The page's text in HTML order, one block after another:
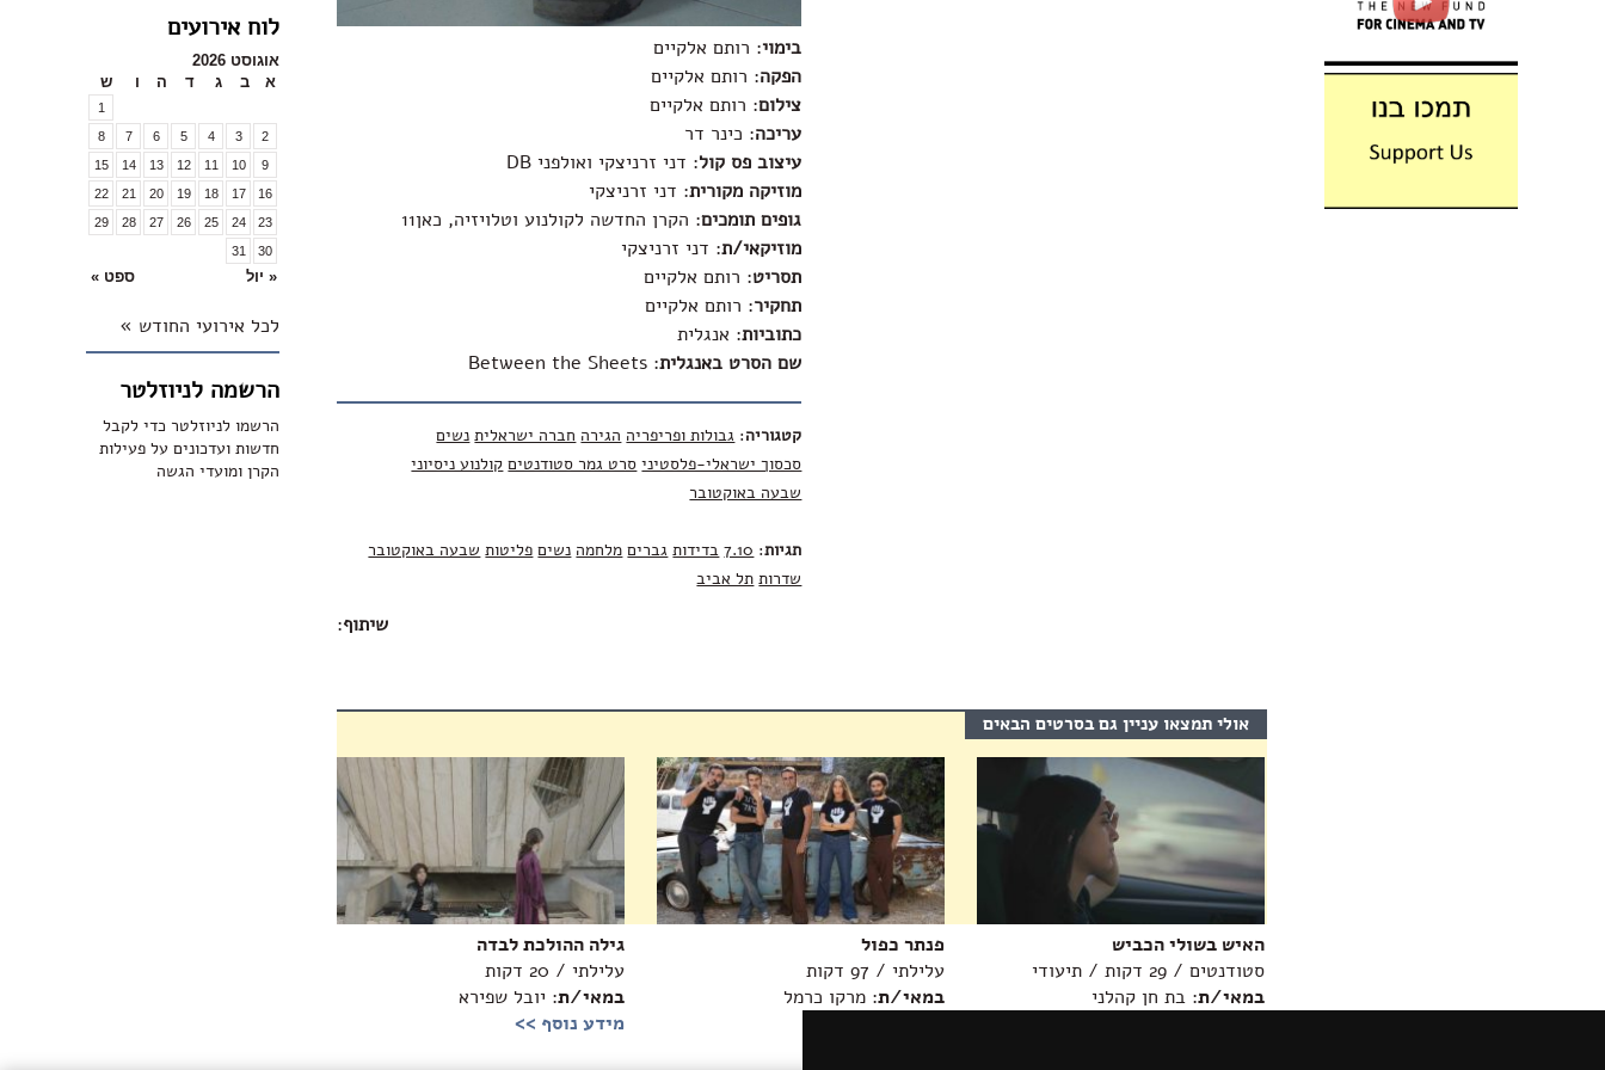
לוח אירועים
אוגוסט 2026
א
ב ג ד ה ו ש
1
2
3
4
5
6
7
8
9
10
11
12
13
14
15
16
17
18
19
20
21
22
23
24
25
26
27
28
29
30
31
« יול ספט »
לכל אירועי החודש »
הרשמה לניוזלטר
הרשמו לניוזלטר כדי לקבל
חדשות ועדכונים על פעילות
הקרן ומועדי הגשה
בימוי: רותם אלקיים
הפקה: רותם אלקיים
צילום: רותם אלקיים
עריכה: כינר דר
עיצוב פס קול: דני זרניצקי ואולפני DB
מוזיקה מקורית: דני זרניצקי
גופים תומכים: הקרן החדשה לקולנוע וטלויזיה, כאן11
מוזיקאי/ת: דני זרניצקי
תסריט: רותם אלקיים
תחקיר: רותם אלקיים
כתוביות: אנגלית
שם הסרט באנגלית:
Between the Sheets
קטגוריה: גבולות ופריפריה הגירה חברה ישראלית נשים
סכסוך ישראלי-פלסטיני סרט גמר סטודנטים קולנוע ניסיוני
שבעה באוקטובר
תגיות:
7.10 בדידות גברים מלחמה נשים פליטות שבעה באוקטובר
שדרות תל אביב
שיתוף:
אולי תמצאו עניין גם בסרטים הבאים
גילה ההולכת לבדה
עלילתי / 20 דקות
במאי/ת: יובל שפירא
מידע נוסף >>
פנתר כפול
עלילתי / 97 דקות
במאי/ת: מרקו כרמל
האיש בשולי הכביש
סטודנטים / 29 דקות / תיעודי
במאי/ת: בת חן קהלני